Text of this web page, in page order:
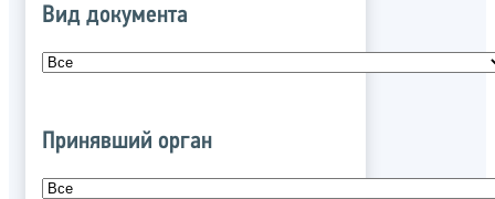
Вид документа
Принявший орган